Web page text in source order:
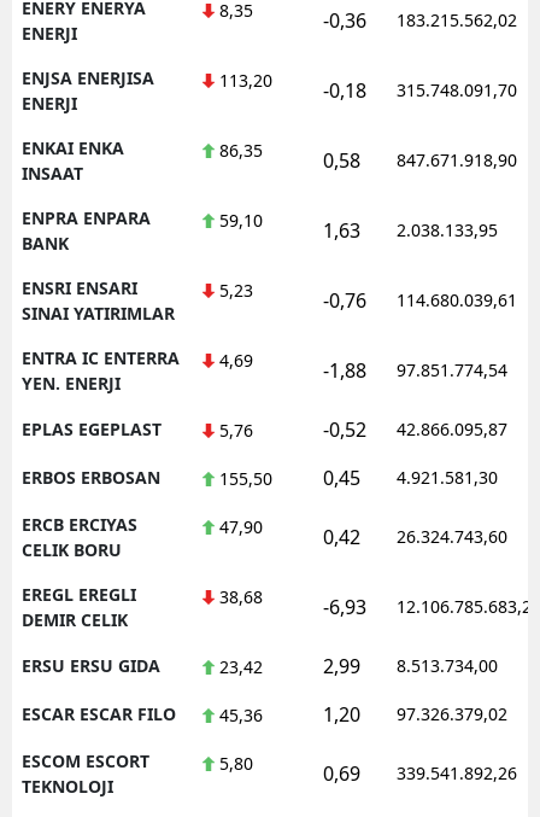
ENERY ENERYA
ENERJI
8,35 -0,36 183.215.562,02
ENJSA ENERJISA
ENERJI
113,20 -0,18 315.748.091,70
ENKAI ENKA
INSAAT
86,35 0,58 847.671.918,90
ENPRA ENPARA
BANK
59,10 1,63 2.038.133,95
ENSRI ENSARI
SINAI YATIRIMLAR
5,23 -0,76 114.680.039,61
ENTRA IC ENTERRA
YEN. ENERJI
4,69 -1,88 97.851.774,54
EPLAS EGEPLAST 5,76 -0,52 42.866.095,87
ERBOS ERBOSAN 155,50 0,45 4.921.581,30
ERCB ERCIYAS
CELIK BORU
47,90 0,42 26.324.743,60
EREGL EREGLI
DEMIR CELIK
38,68 -6,93 12.106.785.683,20
ERSU ERSU GIDA 23,42 2,99 8.513.734,00
ESCAR ESCAR FILO 45,36 1,20 97.326.379,02
ESCOM ESCORT
TEKNOLOJI
5,80 0,69 339.541.892,26